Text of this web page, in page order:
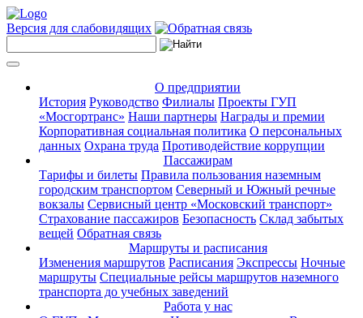
Версия для слабовидящих
О предприятии
История Руководство Филиалы Проекты ГУП
«Мосгортранс» Наши партнеры Награды и премии
Корпоративная социальная политика О персональных
данных Охрана труда Противодействие коррупции
Пассажирам
Тарифы и билеты Правила пользования наземным
городским транспортом Северный и Южный речные
вокзалы Сервисный центр «Московский транспорт»
Страхование пассажиров Безопасность Склад забытых
вещей Обратная связь
Маршруты и расписания
Изменения маршрутов Расписания Экспрессы Ночные
маршруты Специальные рейсы маршрутов наземного
транспорта до учебных заведений
Работа у нас